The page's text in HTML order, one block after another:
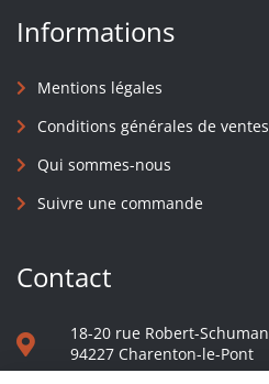
Informations
Mentions légales
Conditions générales de ventes
Qui sommes-nous
Suivre une commande
Contact
18-20 rue Robert-Schuman
94227 Charenton-le-Pont